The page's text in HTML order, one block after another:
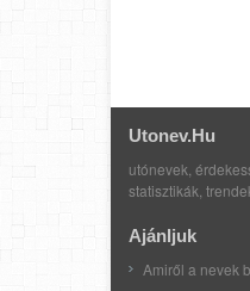
Utonev.hu
utónevek,
statisztikák,
Ajánljuk
Amiről a nevek